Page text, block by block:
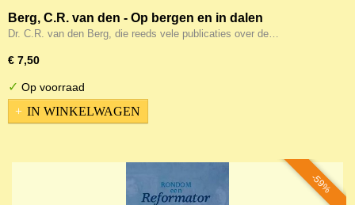
Berg, C.R. van den - Op bergen en in dalen
Dr. C.R. van den Berg, die reeds vele publicaties over de…
€ 7,50
✓ Op voorraad
IN WINKELWAGEN
-59%